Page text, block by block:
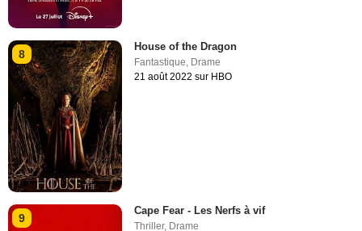
8
House of the Dragon
Fantastique Drame
21 août 2022 sur HBO
9
Cape Fear - Les Nerfs à vif
Thriller, Drame